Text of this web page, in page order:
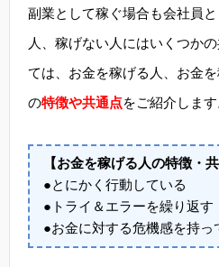
副業として稼ぐ場合も会社員
人、稼げない人にはいくつか
ては、お金を稼げる人、お金
の特徴や共通点をご紹介します
【お金を稼げる人の特徴・共
●とにかく行動している
●トライ＆エラーを繰り返す
●お金に対する危機感を持っ